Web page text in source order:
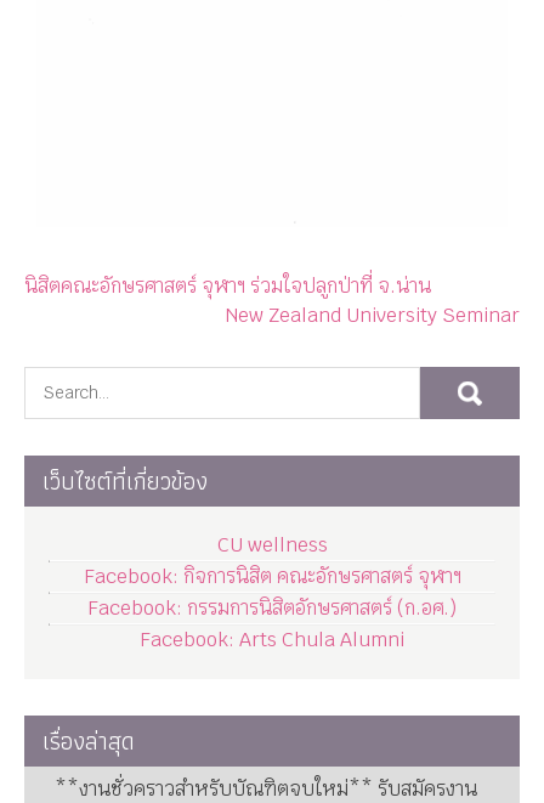
นิสิตคณะอักษรศาสตร์ จุฬาฯ ร่วมใจปลูกป่าที่ จ.น่าน
New Zealand University Seminar
เว็บไซต์ที่เกี่ยวข้อง
CU wellness
Facebook: กิจการนิสิต คณะอักษรศาสตร์ จุฬาฯ
Facebook: กรรมการนิสิตอักษรศาสตร์ (ก.อศ.)
Facebook: Arts Chula Alumni
เรื่องล่าสุด
**งานชั่วคราวสำหรับบัณฑิตจบใหม่** รับสมัครงาน